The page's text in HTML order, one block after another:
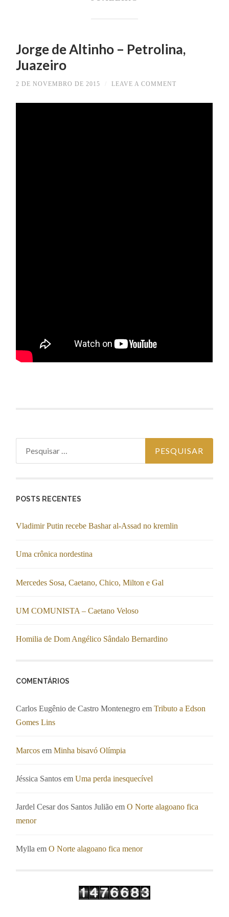
Jorge de Altinho – Petrolina,
Juazeiro
2 DE NOVEMBRO DE 2015 LEAVE A COMMENT
POSTS RECENTES
Vladimir Putin recebe Bashar al-Assad no kremlin
Uma crônica nordestina
Mercedes Sosa, Caetano, Chico, Milton e Gal
UM COMUNISTA – Caetano Veloso
Homilia de Dom Angélico Sândalo Bernardino
COMENTÁRIOS
Carlos Eugênio de Castro Montenegro emTributo a Edson
Gomes Lins
Marcos emMinha bisavó Olímpia
Jéssica Santos emUma perda inesquecível
Jardel Cesar dos Santos Julião emO Norte alagoano fica
menor
Mylla emO Norte alagoano fica menor